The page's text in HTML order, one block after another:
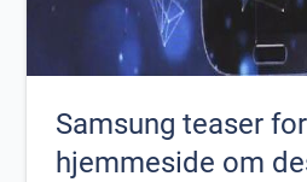
Samsung teaser
hjemmeside om